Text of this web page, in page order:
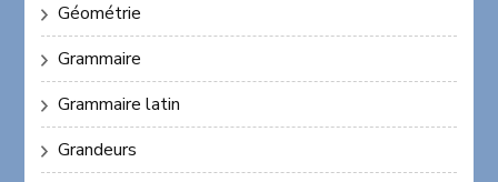
Géométrie
Grammaire
Grammaire latin
Grandeurs